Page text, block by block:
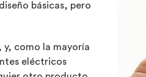
básicas, pero
y, como la mayoría
eléctricos